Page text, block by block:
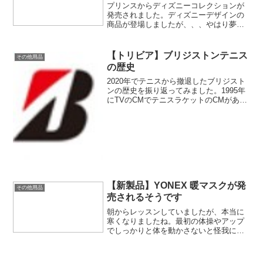
プリンスからディズニーコレクションが
発売されました。ディズニーデザインの
商品が登場しましたが、、、やはり夢の
うものもありますが、好きな人は入手し
たいんでしょうね(;^ω^)
その他用品
【トリビア】ブリジストンテニス
の歴史
2020年でテニスから撤退したブリジスト
ンの歴史を振り返ってみました。1995年
にTVのCMでテニスラケットのCMがあっ
その他用品
【新製品】YONEX 暖マスクが発
売されるそうです
朝からレッスンしていましたが、本当に
寒くなりましたね。最初の体操やアップ
でしっかりと体を動かさないと怪我につ